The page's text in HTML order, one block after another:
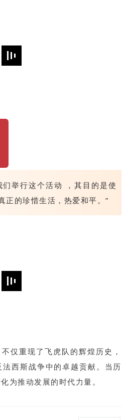
们举行这个活动 ，其目的是使
正的珍惜生活，热爱和平。”
仅重现了飞虎队的辉煌历史，
西斯战争中的卓越贡献。当历
为推动发展的时代力量。